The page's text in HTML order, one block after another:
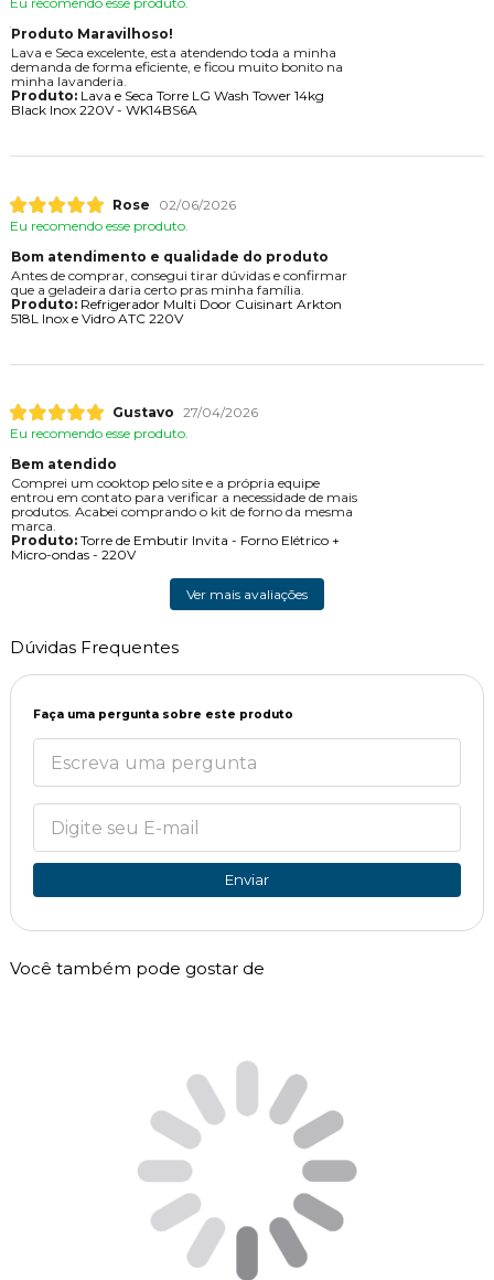
Produto Maravilhoso!
Lava e Seca excelente, esta atendendo toda a minha
demanda de forma eficiente, e ficou muito bonito na
minha lavanderia.
Produto:Lava e Seca Torre LG Wash Tower 14kg
Black Inox 220V - WK14BS6A
Rose
02/06/2026
Eu recomendo esse produto.
Bom atendimento e qualidade do produto
Antes de comprar, consegui tirar dúvidas e confirmar
que a geladeira daria certo pras minha família.
Produto:Refrigerador Multi Door Cuisinart Arkton
518L Inox e Vidro ATC 220V
Gustavo 27/04/2026
Eu recomendo esse produto.
Bem atendido
Comprei um cooktop pelo site e a própria equipe
entrou em contato para verificar a necessidade de mais
produtos. Acabei comprando o kit de forno da mesma
marca.
Produto:Torre de Embutir Invita - Forno Elétrico +
Micro-ondas - 220V
Ver mais avaliações
Dúvidas Frequentes
Faça uma pergunta sobre este produto
Enviar
Você também pode gostar de